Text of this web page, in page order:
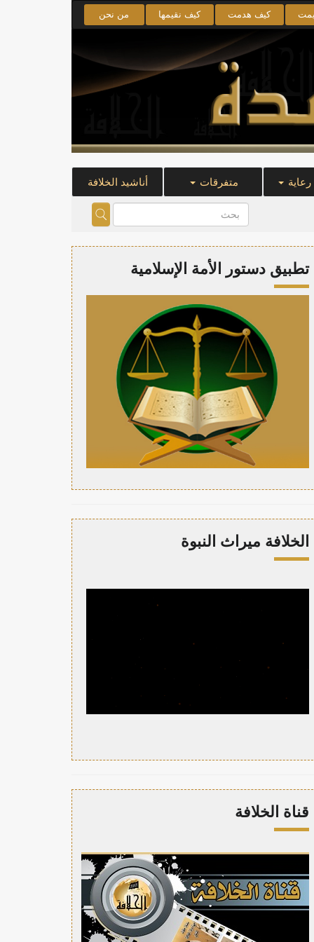
كيف هدمت كيف نقيمها من نحن
متفرقات أناشيد الخلافة
تطبيق دستور الأمة الإسلامية
الخلافة ميراث النبوة
قناة الخلافة